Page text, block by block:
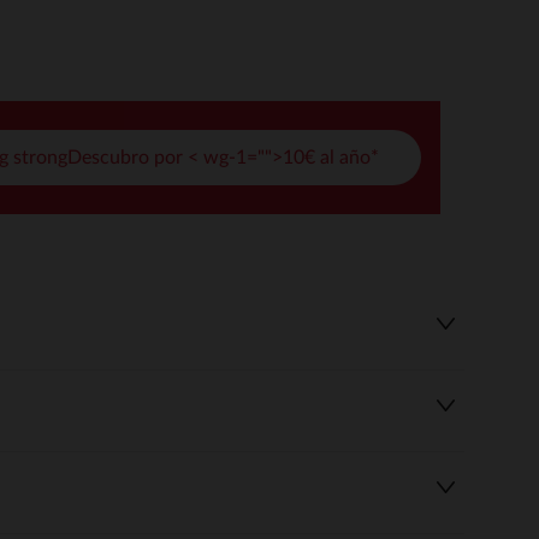
strongDescubro por < wg-1="">10€ al año*